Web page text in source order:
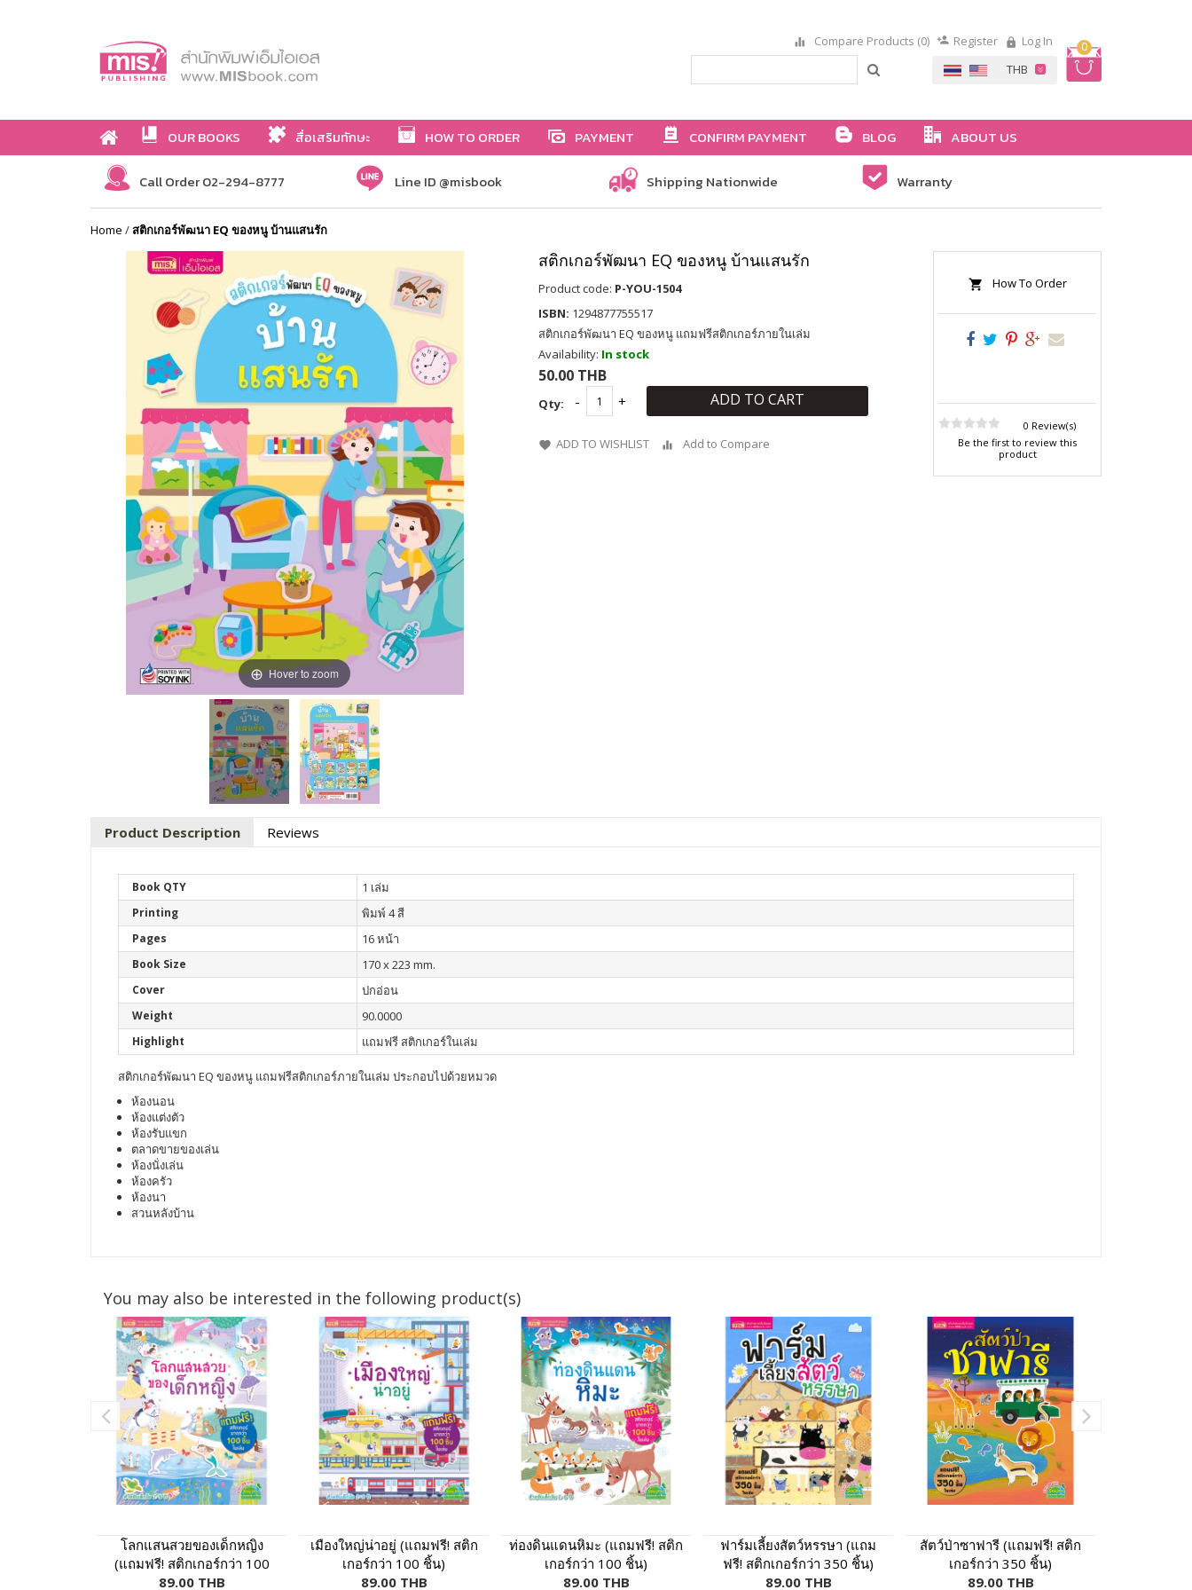
0
Compare Products (0) Register Log In
OUR BOOKS สื่อเสริมทักษะ HOW TO ORDER PAYMENT CONFIRM PAYMENT BLOG ABOUT US
Call Order 02-294-8777 Line ID @misbook Shipping Nationwide Warranty
Home /สติกเกอร์พัฒนา EQ ของหนู บ้านแสนรัก
Hover to zoom
สติกเกอร์พัฒนา EQ ของหนู บ้านแสนรัก
Product code: P-YOU-1504
ISBN: 1294877755517
สติกเกอร์พัฒนา EQ ของหนู แถมฟรีสติกเกอร์ภายในเล่ม
Availability: In stock
50.00 THB
Qty: ADD TO CART
ADD TO WISHLIST Add to Compare
How To Order
0 Review(s)
Be the first to review this
product
Product Description Reviews
Book QTY 1 เล่ม
Printing พิมพ์ 4 สี
Pages 16 หน้า
Book Size 170 x 223 mm.
Cover ปกอ่อน
Weight 90.0000
Highlight แถมฟรี สติกเกอร์ในเล่ม
สติกเกอร์พัฒนา EQ ของหนู แถมฟรีสติกเกอร์ภายในเล่ม ประกอบไปด้วยหมวด
ห้องนอน
ห้องแต่งตัว
ห้องรับแขก
ตลาดขายของเล่น
ห้องนั่งเล่น
ห้องครัว
ห้องนา
สวนหลังบ้าน
You may also be interested in the following product(s)
โลกแสนสวยของเด็กหญิง
(แถมฟรี! สติกเกอร์กว่า 100
ชิ้น)
89.00 THB
เมืองใหญ่น่าอยู่ (แถมฟรี! สติก
เกอร์กว่า 100 ชิ้น)
89.00 THB
ท่องดินแดนหิมะ (แถมฟรี! สติก
เกอร์กว่า 100 ชิ้น)
89.00 THB
ฟาร์มเลี้ยงสัตว์หรรษา (แถม
ฟรี! สติกเกอร์กว่า 350 ชิ้น)
89.00 THB
สัตว์ป่าซาฟารี (แถมฟรี! สติก
เกอร์กว่า 350 ชิ้น)
89.00 THB